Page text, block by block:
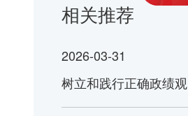
相关推荐
2026-03-31
树立和践行正确政绩观